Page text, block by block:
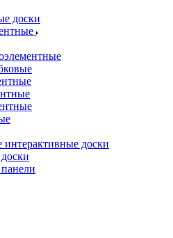
доски
интерактивные доски